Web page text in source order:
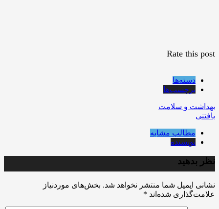
Rate this post
دسته‌ها
برچسب‌ها
بهداشت و سلامت
بافتنی
مطالب مشابه
نویسنده
نظر بدهید
نشانی ایمیل شما منتشر نخواهد شد. بخش‌های موردنیاز
علامت‌گذاری شده‌اند *